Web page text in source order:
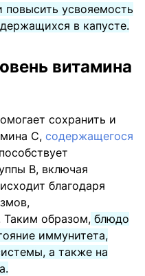
повысить усвояемость
в капусте.
витамина
сохранить и
C, содержащегося
B, включая
благодаря
Таким образом, блюдо
иммунитета,
а также на